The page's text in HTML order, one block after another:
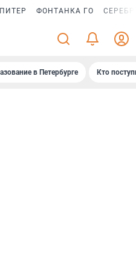
ФОНТАНКА ГО
в Петербурге Кто